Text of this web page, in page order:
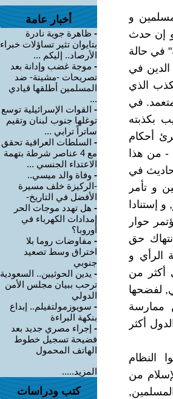
و
و إن حدث
في حالة
في
الذي
في
بكذبته
أحكام
- من هذا
في
و تأمر
إستنادا
حوار
حق
الرأي و
أكثر من
لفضحها
ممارسة
وضع مروك في المرتبة 31 بين الدول أكثر
النظام
من
أخبار عامة
- ظاهرة جوية نادرة
بتايوان تثير تساؤلات خبراء
الأرصاد.. إليكم ...
- موجة غضب وإدانة بعد
تصريحات -مشينة- ضد
المسلمين أطلقها قيادي
...
- القوات الإسرائيلية توسع
توغلها جنوب لبنان وتقيم
ساتراً ترابي ...
- السلطات العراقية تحقق
مع 4 عناصر شرطة بتهمة
الاعتداء الجنسي ...
- وفاة والد ميسي..
-الركيزة خلف مسيرة
الأفضل في التاريخ-
- هل تهدد موجات الحر
إمدادات الكهرباء في
أوروبا؟
- مفاوضات روما بلا
اختراق وسط تصعيد
جنوبي
- يدين الحوثيين.. السعودية
ترحب ببيان مجلس الأمن
الدولي
- سويوزمولتفيلم.. إبداع
بنكهة البراءة
- إجراء مصري جديد بعد
فضيحة تسجيل خطوط
الهاتف المحمول
المزيد.....
كتب ودراسات